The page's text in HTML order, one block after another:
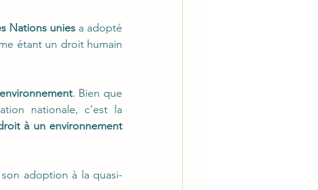
Nations unies a adopté
étant un droit humain
. Bien que
à un environnement
adoption à la quasi-